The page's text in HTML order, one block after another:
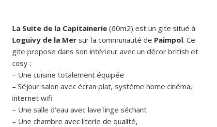
La Suite de la Capitainerie (60m2) est un gite situé à
Loguivy de la Mer sur la communauté de Paimpol. Ce
gite propose dans son intérieur avec un décor british et
cosy :
– Une cuisine totalement équipée
– Séjour salon avec écran plat, système home cinéma,
internet wifi.
– Une salle d’eau avec lave linge séchant
– Une chambre avec literie de qualité,